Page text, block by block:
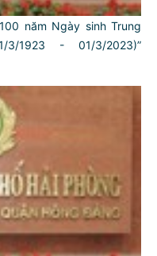
năm Ngày sinh Trung
1923 - 01/3/2023)”